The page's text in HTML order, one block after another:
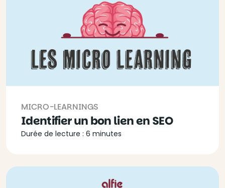
MICRO-LEARNINGS
Identifier un bon lien en SEO
Durée de lecture : 6 minutes